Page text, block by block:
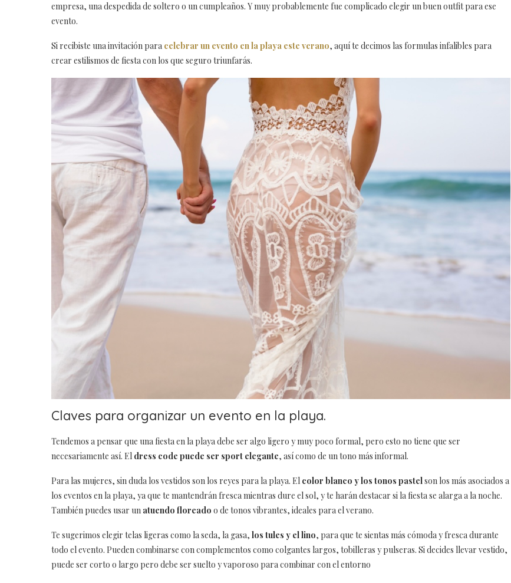
empresa, una despedida de soltero o un cumpleaños. Y muy probablemente fue complicado elegir un buen outfit para ese
evento.
Si recibiste una invitación para celebrar un evento en la playa este verano, aquí te decimos las formulas infalibles para
crear estilismos de fiesta con los que seguro triunfarás.
Claves para organizar un evento en la playa.
Tendemos a pensar que una fiesta en la playa debe ser algo ligero y muy poco formal, pero esto no tiene que ser
necesariamente así. El dress code puede ser sport elegante, así como de un tono más informal.
Para las mujeres, sin duda los vestidos son los reyes para la playa. El color blanco y los tonos pastelson los más asociados a
los eventos en la playa, ya que te mantendrán fresca mientras dure el sol, y te harán destacar si la fiesta se alarga a la noche.
También puedes usar un atuendo floreado o de tonos vibrantes, ideales para el verano.
Te sugerimos elegir telas ligeras como la seda, la gasa, los tules y el lino, para que te sientas más cómoda y fresca durante
todo el evento. Pueden combinarse con complementos como colgantes largos, tobilleras y pulseras. Si decides llevar vestido,
puede ser corto o largo pero debe ser suelto y vaporoso para combinar con el entorno